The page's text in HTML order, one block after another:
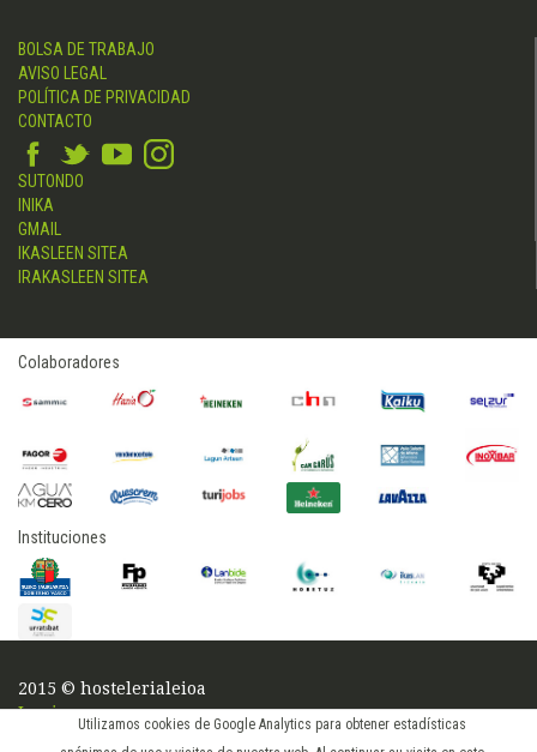
Utilizamos cookies de Google Analytics para obtener estadísticas
BOLSA DE TRABAJO
AVISO LEGAL
POLÍTICA DE PRIVACIDAD
CONTACTO
SUTONDO
INIKA
GMAIL
IKASLEEN SITEA
IRAKASLEEN SITEA
Colaboradores
Instituciones
2015 © hostelerialeioa
Log in